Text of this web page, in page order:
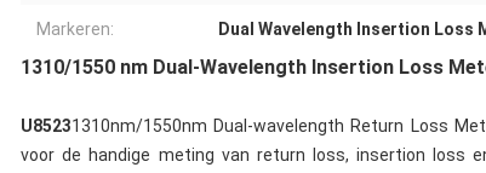
Markeren: Dual Wavelength Insertion Loss
1310/1550 nm Dual-Wavelength Insertion Loss
U85231310nm/1550nm Dual-wavelength Return Loss
voor de handige meting van return loss, insertion loss